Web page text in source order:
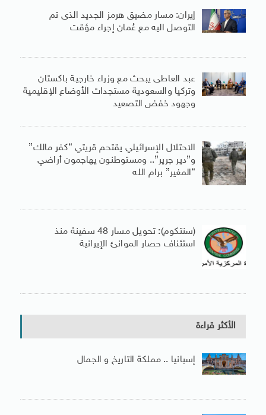
إيران: مسار مضيق هرمز الجديد الذى تم
التوصل اليه مع عُمان إجراء مؤقت
عبد العاطى يبحث مع وزراء خارجية باكستان
وتركيا والسعودية مستجدات الأوضاع الإقليمية
وجهود خفض التصعيد
الاحتلال الإسرائيلي يقتحم قريتي “كفر مالك”
و”دير جرير”.. ومستوطنون يهاجمون أراضي
“المغير” برام الله
(سنتكوم): تحويل مسار 48 سفينة منذ
استئناف حصار الموانئ الإيرانية
الأكثر قراءة
إسبانيا .. مملكة التاريخ و الجمال